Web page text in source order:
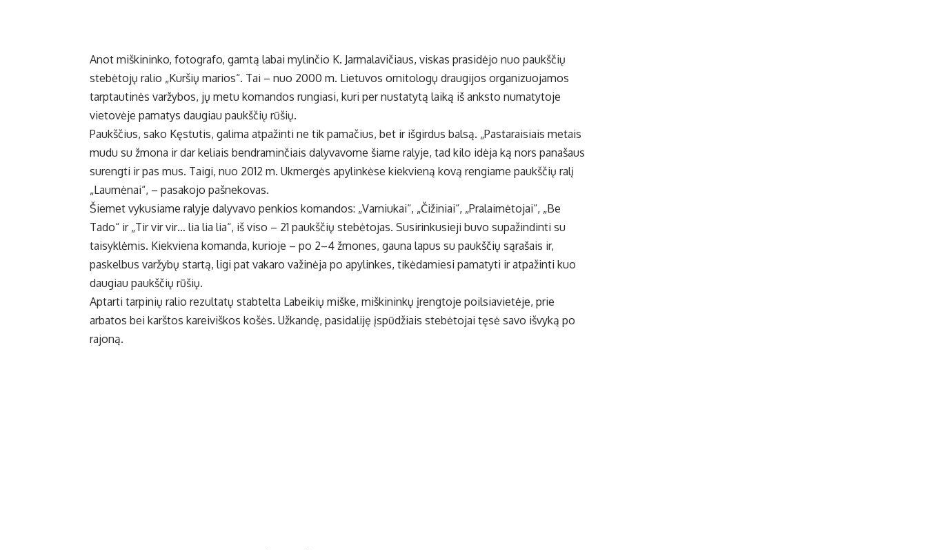
Anot miškininko, fotografo, gamtą labai mylinčio K. Jarmalavičiaus, viskas prasidėjo nuo paukščių
stebėtojų ralio „Kuršių marios“. Tai – nuo 2000 m. Lietuvos ornitologų draugijos organizuojamos
tarptautinės varžybos, jų metu komandos rungiasi, kuri per nustatytą laiką iš anksto numatytoje
vietovėje pamatys daugiau paukščių rūšių.
Paukščius, sako Kęstutis, galima atpažinti ne tik pamačius, bet ir išgirdus balsą. „Pastaraisiais metais
mudu su žmona ir dar keliais bendraminčiais dalyvavome šiame ralyje, tad kilo idėja ką nors panašaus
surengti ir pas mus. Taigi, nuo 2012 m. Ukmergės apylinkėse kiekvieną kovą rengiame paukščių ralį
„Laumėnai“, – pasakojo pašnekovas.
Šiemet vykusiame ralyje dalyvavo penkios komandos: „Varniukai“, „Čižiniai“, „Pralaimėtojai“, „Be
Tado“ ir „Tir vir vir… lia lia lia“, iš viso – 21 paukščių stebėtojas. Susirinkusieji buvo supažindinti su
taisyklėmis. Kiekviena komanda, kurioje – po 2–4 žmones, gauna lapus su paukščių sąrašais ir,
paskelbus varžybų startą, ligi pat vakaro važinėja po apylinkes, tikėdamiesi pamatyti ir atpažinti kuo
daugiau paukščių rūšių.
Aptarti tarpinių ralio rezultatų stabtelta Labeikių miške, miškininkų įrengtoje poilsiavietėje, prie
arbatos bei karštos kareiviškos košės. Užkandę, pasidaliję įspūdžiais stebėtojai tęsė savo išvyką po
rajoną.